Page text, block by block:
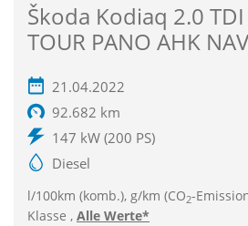
Škoda Kodiaq 2.0
TOUR PANO AHK
21.04.2022
92.682 km
147 kW (200 PS)
Diesel
l/100km (komb.), g/km (CO2-
Klasse , Alle Werte*